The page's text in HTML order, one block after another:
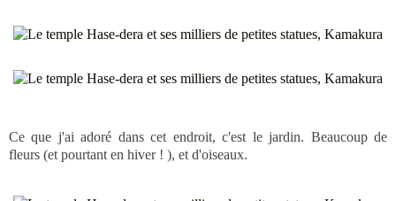
Ce que j'ai adoré dans cet endroit, c'est le jardin. Beaucoup de
fleurs (et pourtant en hiver ! ), et d'oiseaux.